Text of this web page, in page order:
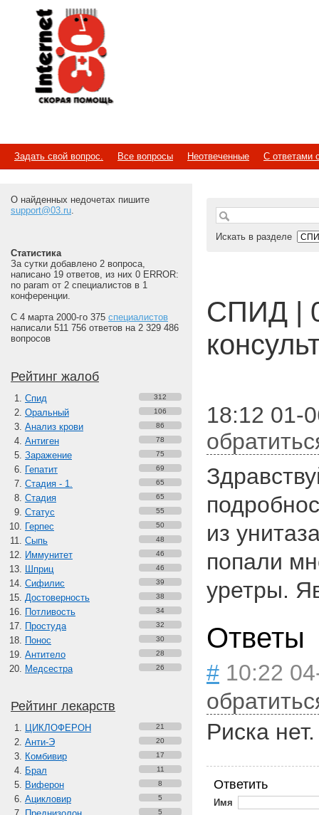
Internet
Скорая помощь
Задать свой вопрос. Все вопросы Неотвеченные С ответами
О найденных недочетах пишите
support@03.ru.
Статистика
За сутки добавлено 2 вопроса,
написано 19 ответов, из них 0 ERROR:
no param от 2 специалистов в 1
конференции.
С 4 марта 2000-го 375 специалистов
написали 511 756 ответов на 2 329 486
вопросов
Рейтинг жалоб
Спид 312
Оральный 106
Анализ крови 86
Антиген 78
Заражение 75
Гепатит 69
Стадия - 1. 65
Стадия 65
Статус 55
Герпес 50
Сыпь 48
Иммунитет 46
Шприц 46
Сифилис 39
Достоверность 38
Потливость 34
Простуда 32
Понос 30
Антитело 28
Медсестра 26
Рейтинг лекарств
ЦИКЛОФЕРОН 21
Анти-Э 20
Комбивир 17
Брал 11
Виферон 8
Ацикловир 5
5
Искать в разделе
СПИД |
18:12 01-
из
попали
уретры.
Ответы
# 10:22
Риска нет.
Ответить
Имя